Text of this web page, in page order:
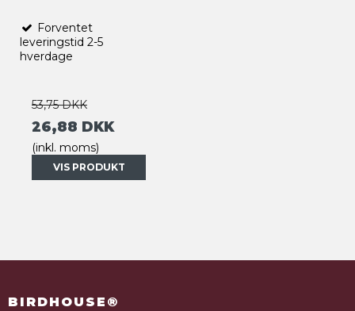
Forventet
leveringstid 2-5
hverdage
53,75 DKK
26,88 DKK
(inkl. moms)
VIS PRODUKT
BIRDHOUSE®